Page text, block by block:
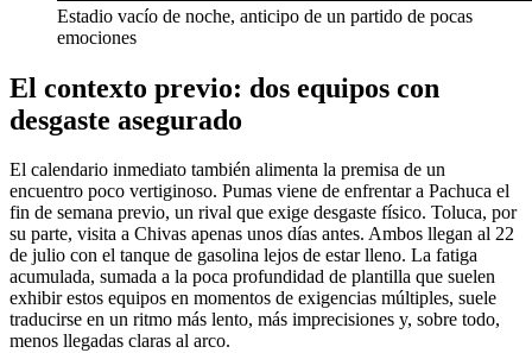
Estadio vacío de noche, anticipo de un partido de pocas
emociones
El contexto previo: dos equipos con
desgaste asegurado
El calendario inmediato también alimenta la premisa de un
encuentro poco vertiginoso. Pumas viene de enfrentar a Pachuca el
fin de semana previo, un rival que exige desgaste físico. Toluca, por
su parte, visita a Chivas apenas unos días antes. Ambos llegan al 22
de julio con el tanque de gasolina lejos de estar lleno. La fatiga
acumulada, sumada a la poca profundidad de plantilla que suelen
exhibir estos equipos en momentos de exigencias múltiples, suele
traducirse en un ritmo más lento, más imprecisiones y, sobre todo,
menos llegadas claras al arco.